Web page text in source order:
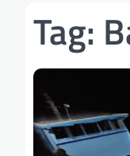
Tag: